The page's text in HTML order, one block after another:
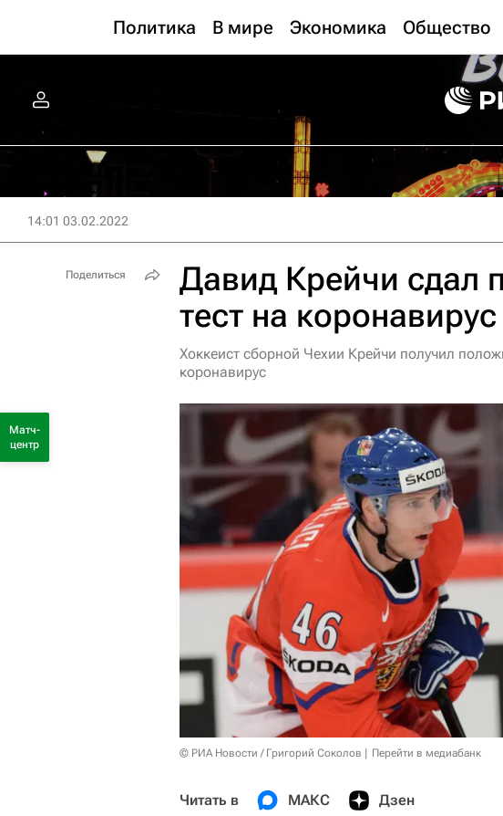
Политика В мире Экономика Общество
14:01 03.02.2022
Давид Крейчи сдал
тест на коронавирус
Хоккеист сборной Чехии Крейчи получил
коронавирус
© РИА Новости / Григорий Соколов Перейти в медиабанк
Читать в МАКС Дзен
Поделиться
Матч-
центр